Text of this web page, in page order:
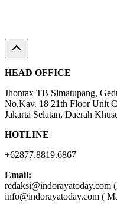
HEAD OFFICE
Jhontax TB Simatupang,
No.Kav. 18 21th Floor Unit
Jakarta Selatan, Daerah
HOTLINE
+62877.8819.6867
Email:
redaksi@indorayatoday.com
info@indorayatoday.com (